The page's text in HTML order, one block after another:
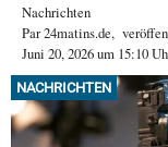
Nachrichten
Par24matins.de,
Juni 20, 2026 um 15:10
NACHRICHTEN